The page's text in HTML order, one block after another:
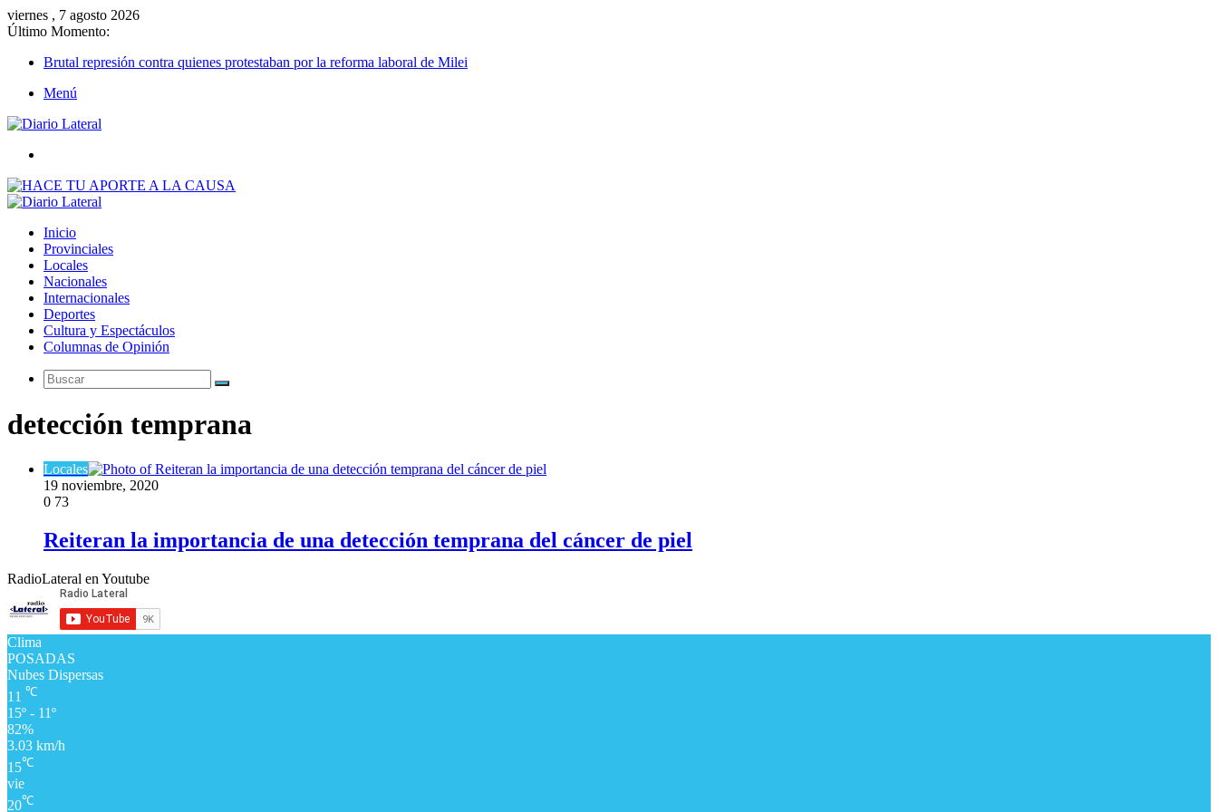
viernes , 7 agosto 2026
Último Momento:
Brutal represión contra quienes protestaban por la reforma laboral de Milei
Menú
Inicio
Provinciales
Locales
Nacionales
Internacionales
Deportes
Cultura y Espectáculos
Columnas de Opinión
Buscar
detección temprana
Locales
19 noviembre, 2020
0 73
Reiteran la importancia de una detección temprana del cáncer de piel
RadioLateral en Youtube
Clima
POSADAS
Nubes Dispersas
11 ℃
15º - 11º
82%
3.03 km/h
15℃
vie
20℃